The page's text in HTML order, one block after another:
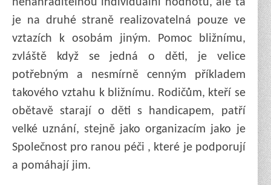
nenahraditelnou individuální hodnotu, ale ta
je na druhé straně realizovatelná pouze ve
vztazích k osobám jiným. Pomoc bližnímu,
zvláště když se jedná o děti, je velice
potřebným a nesmírně cenným příkladem
takového vztahu k bližnímu. Rodičům, kteří se
obětavě starají o děti s handicapem, patří
velké uznání, stejně jako organizacím jako je
Společnost pro ranou péči , které je podporují
a pomáhají jim.